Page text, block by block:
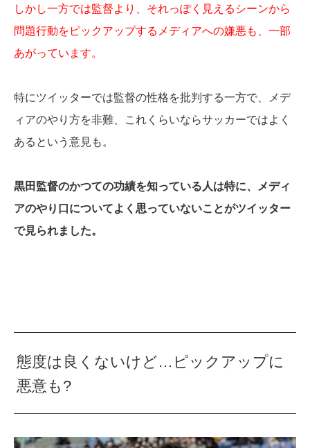
しかし一方では監督より、それっぽく見えるシーンから
問題行動をピックアップするメディアへの嫌悪も、一部
あがっています。
特にツイッターでは監督の性格を批判する一方で、メデ
ィアのやり方を非難、これくらいならサッカーではよく
あるという意見も。
黒田監督のかつての功績を知っている人は特に、メディ
アのやり口についてよく思っていないことがツイッター
で見られました。
態度は良くないけど…ピックアップに
悪意も?